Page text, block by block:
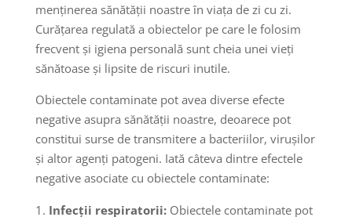
menținerea sănătății noastre în viața de zi cu zi.
Curățarea regulată a obiectelor pe care le folosim
frecvent și igiena personală sunt cheia unei vieți
sănătoase și lipsite de riscuri inutile.
Obiectele contaminate pot avea diverse efecte
negative asupra sănătății noastre, deoarece pot
constitui surse de transmitere a bacteriilor, virușilor
și altor agenți patogeni. Iată câteva dintre efectele
negative asociate cu obiectele contaminate:
Infecții respiratorii:Obiectele contaminate pot